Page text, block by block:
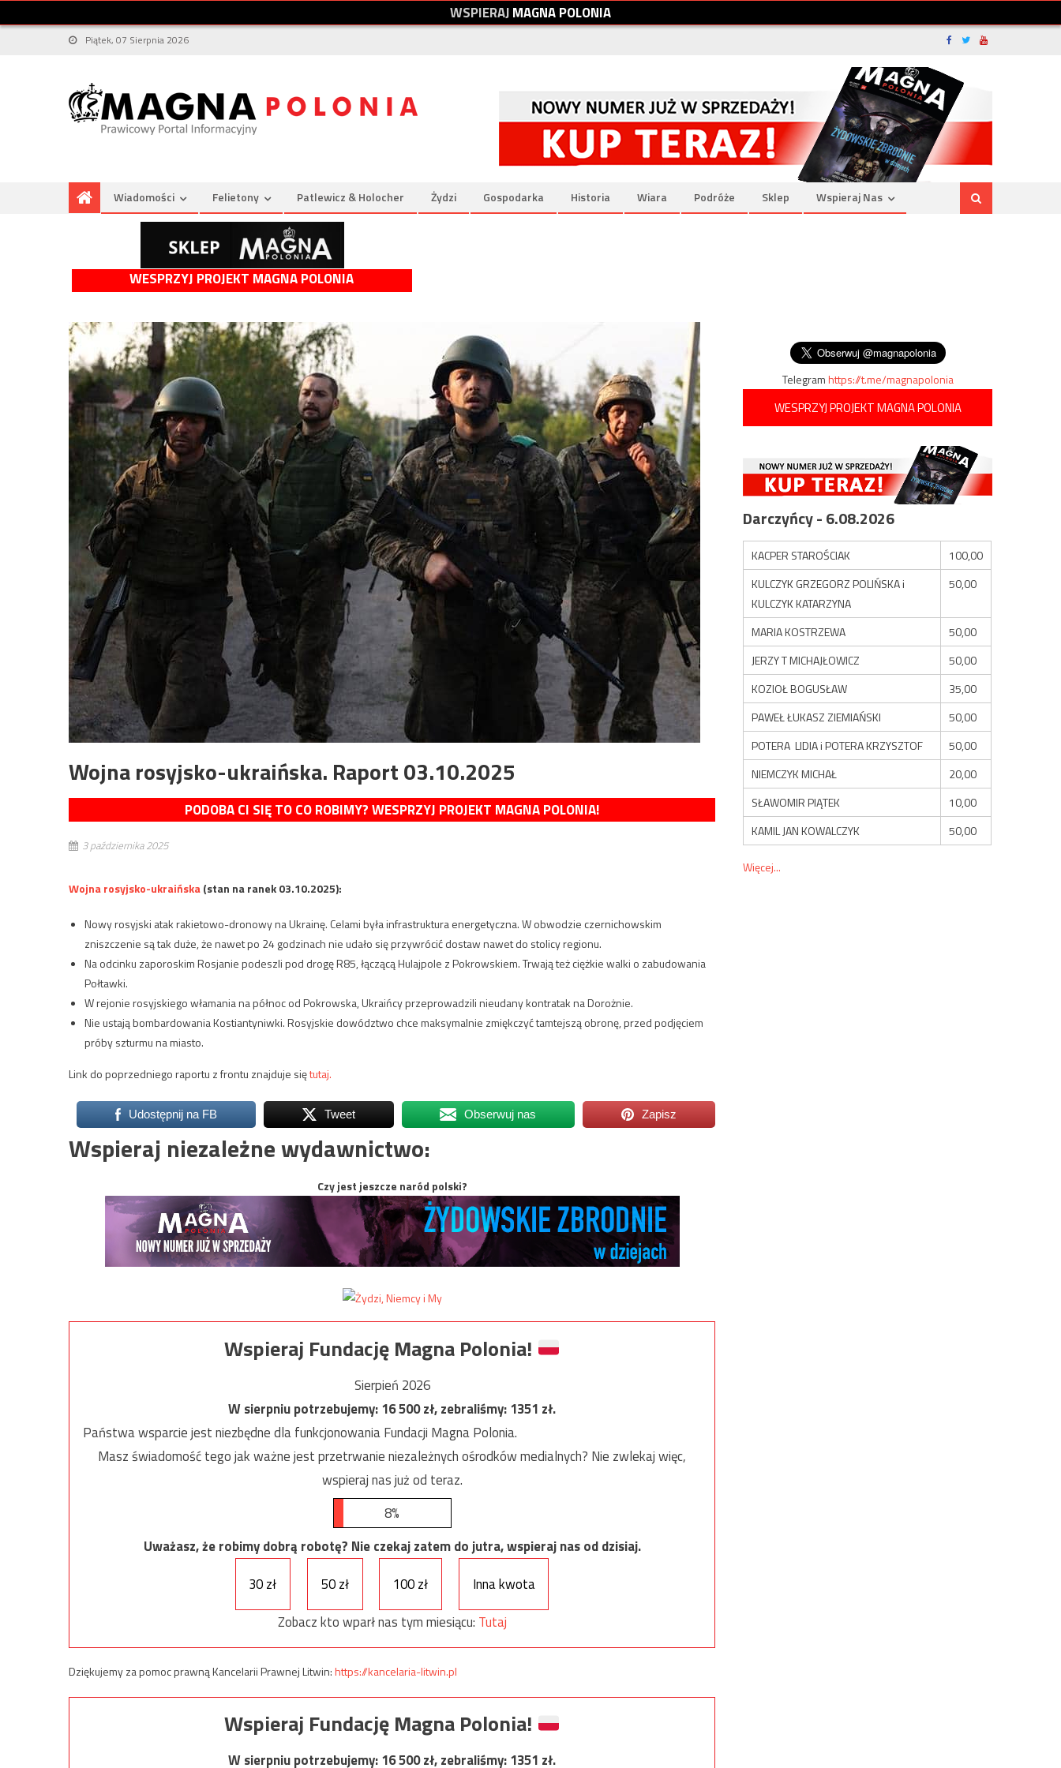
WSPIERAJMAGNAPOLONIA
Piątek, 07 Sierpnia 2026
Wiadomości Felietony Patlewicz & Holocher Żydzi Gospodarka Historia Wiara Podróże Sklep Wspieraj Nas
WESPRZYJ PROJEKT MAGNA POLONIA
Wojna rosyjsko-ukraińska. Raport 03.10.2025
PODOBA CI SIĘ TO CO ROBIMY? WESPRZYJ PROJEKT MAGNA POLONIA!
3 października 2025
Wojna rosyjsko-ukraińska(stan na ranek 03.10.2025):
Nowy rosyjski atak rakietowo-dronowy na Ukrainę. Celami była infrastruktura energetyczna. W obwodzie czernichowskim
zniszczenie są tak duże, że nawet po 24 godzinach nie udało się przywrócić dostaw nawet do stolicy regionu.
Na odcinku zaporoskim Rosjanie podeszli pod drogę R85, łączącą Hulajpole z Pokrowskiem. Trwają też ciężkie walki o zabudowania
Połtawki.
W rejonie rosyjskiego włamania na północ od Pokrowska, Ukraińcy przeprowadzili nieudany kontratak na Dorożnie.
Nie ustają bombardowania Kostiantyniwki. Rosyjskie dowództwo chce maksymalnie zmiękczyć tamtejszą obronę, przed podjęciem
próby szturmu na miasto.
Link do poprzedniego raportu z frontu znajduje siętutaj.
Udostępnij na FB Tweet Obserwuj nas Zapisz
Wspieraj niezależne wydawnictwo:
Czy jest jeszcze naród polski?
Wspieraj Fundację Magna Polonia!
Sierpień 2026
W sierpniu potrzebujemy:16 500zł, zebraliśmy:1351 zł.
Państwa wsparcie jest niezbędne dla funkcjonowania Fundacji Magna Polonia.
Masz świadomość tego jak ważne jest przetrwanie niezależnych ośrodków medialnych? Nie zwlekaj więc,
wspieraj nas już od teraz.
8%
Uważasz, że robimy dobrą robotę? Nie czekaj zatem do jutra, wspieraj nas od dzisiaj.
30 zł
50 zł 100 zł
Inna kwota
Zobacz kto wparł nas tym miesiącu: Tutaj
Dziękujemy za pomoc prawną Kancelarii Prawnej Litwin:https://kancelaria-litwin.pl
Wspieraj Fundację Magna Polonia!
W sierpniu potrzebujemy:16 500zł, zebraliśmy:1351 zł.
Telegramhttps://t.me/magnapolonia
WESPRZYJ PROJEKT MAGNA POLONIA
Darczyńcy - 6.08.2026
KACPER STAROŚCIAK
100,00
KULCZYK GRZEGORZ POLIŃSKA i
KULCZYK KATARZYNA
50,00
MARIA KOSTRZEWA
50,00
JERZY T MICHAJŁOWICZ
50,00
KOZIOŁ BOGUSŁAW
35,00
PAWEŁ ŁUKASZ ZIEMIAŃSKI
50,00
POTERA LIDIA i POTERA KRZYSZTOF
50,00
NIEMCZYK MICHAŁ
20,00
SŁAWOMIR PIĄTEK
10,00
KAMIL JAN KOWALCZYK
50,00
Więcej...